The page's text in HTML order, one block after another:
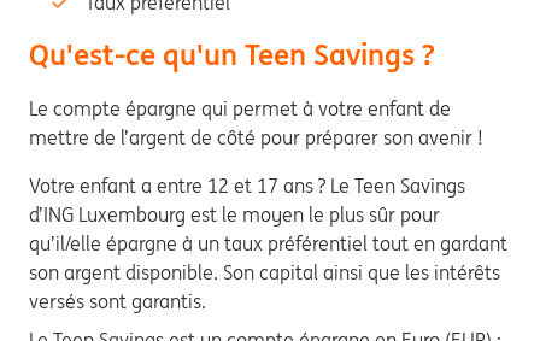
Qu'est-ce qu'un Teen Savings ?
Le compte épargne qui permet à votre enfant de
mettre de l’argent de côté pour préparer son avenir !
Votre enfant a entre 12 et 17 ans ? Le Teen Savings
d’ING Luxembourg est le moyen le plus sûr pour
qu’il/elle épargne à un taux préférentiel tout en gardant
son argent disponible. Son capital ainsi que les intérêts
versés sont garantis.